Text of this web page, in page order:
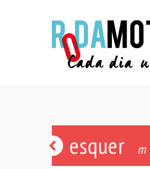
esquer m
rècula